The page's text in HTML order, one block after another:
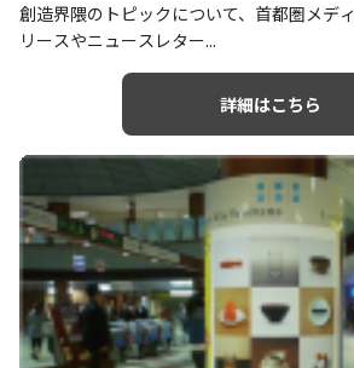
創造界隈のトピックについて、首都圏メデ
リースやニュースレター...
詳細はこちら